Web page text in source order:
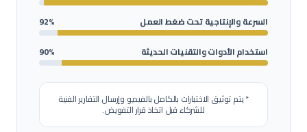
السرعة والإنتاجية تحت ضغط العمل
92%
استخدام الأدوات والتقنيات الحديثة
90%
* يتم توثيق الاختبارات بالكامل بالفيديو وإرسال التقارير الفنية
للشركاء قبل اتخاذ قرار التفويض.